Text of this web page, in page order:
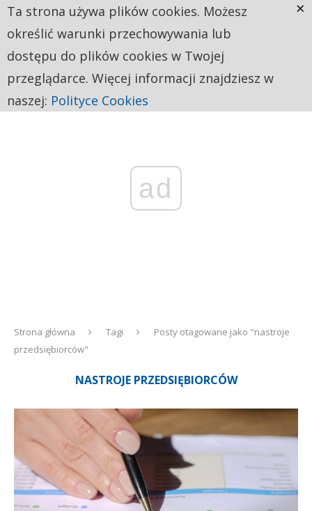
ad
Strona główna Tagi
Posty otagowane jako "nastroje
przedsiębiorców"
NASTROJE PRZEDSIĘBIORCÓW
Ta strona używa plików cookies. Możesz
określić warunki przechowywania lub
dostępu do plików cookies w Twojej
przeglądarce. Więcej informacji znajdziesz w
naszej: Polityce Cookies
×